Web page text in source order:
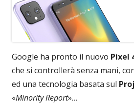
Google ha pronto il nuovo Pixel
che si controllerà senza mani,
ed una tecnologia basata sul
«Minority Report»…